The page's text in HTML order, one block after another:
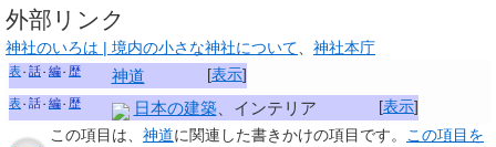
外部リンク
神社のいろは | 境内の小さな神社について
神社本庁
[表示]
表 話 編 歴 神道
[表示]
表 話 編 歴 日本の建築、インテリア
この項目は、 神道に関連した書きかけの項目 です。
この項目を